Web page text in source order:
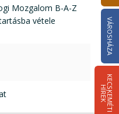
VÁROSHÁZA
K
E
C
S
K
E
M
É
T
I
HÍ
R
E
K
Mozgalom B-A-Z
vétele